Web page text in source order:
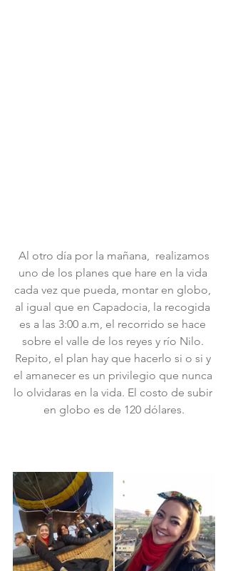
uno de los planes que hare en la vida
cada vez que pueda, montar en globo,
al igual que en Capadocia, la recogida
es a las 3:00 a.m, el recorrido se hace
sobre el valle de los reyes y río Nilo.
Repito, el plan hay que hacerlo si o si y
el amanecer es un privilegio que nunca
lo olvidaras en la vida. El costo de subir
en globo es de 120 dólares.